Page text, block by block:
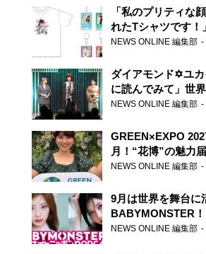
「私のプリティな
れたTシャツです！
天下無双』初の番組
NEWS ONLINE 編集部
ダイアモンド✡ユ
に読んでみて」世
ー『アナスタシア
NEWS ONLINE 編集部
GREEN×EXPO
月！“花博”の魅力
NEWS ONLINE 編集部
9月は世界を舞台に
BABYMONSTER
トニッポン
NEWS ONLINE 編集部